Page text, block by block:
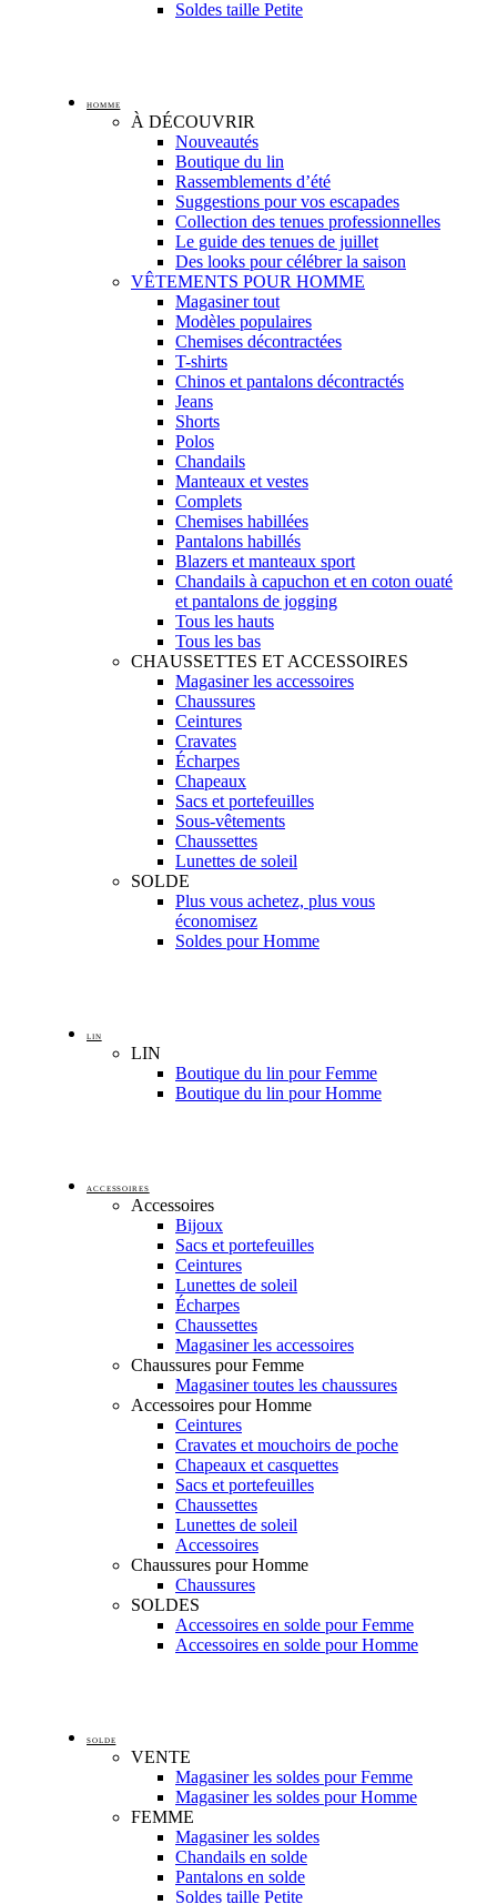
Soldes taille Petite
HOMME
À DÉCOUVRIR
Nouveautés
Boutique du lin
Rassemblements d’été
Suggestions pour vos escapades
Collection des tenues professionnelles
Le guide des tenues de juillet
Des looks pour célébrer la saison
VÊTEMENTS POUR HOMME
Magasiner tout
Modèles populaires
Chemises décontractées
T-shirts
Chinos et pantalons décontractés
Jeans
Shorts
Polos
Chandails
Manteaux et vestes
Complets
Chemises habillées
Pantalons habillés
Blazers et manteaux sport
Chandails à capuchon et en coton ouaté
et pantalons de jogging
Tous les hauts
Tous les bas
CHAUSSETTES ET ACCESSOIRES
Magasiner les accessoires
Chaussures
Ceintures
Cravates
Écharpes
Chapeaux
Sacs et portefeuilles
Sous-vêtements
Chaussettes
Lunettes de soleil
SOLDE
Plus vous achetez, plus vous
économisez
Soldes pour Homme
LIN
LIN
Boutique du lin pour Femme
Boutique du lin pour Homme
ACCESSOIRES
Accessoires
Bijoux
Sacs et portefeuilles
Ceintures
Lunettes de soleil
Écharpes
Chaussettes
Magasiner les accessoires
Chaussures pour Femme
Magasiner toutes les chaussures
Accessoires pour Homme
Ceintures
Cravates et mouchoirs de poche
Chapeaux et casquettes
Sacs et portefeuilles
Chaussettes
Lunettes de soleil
Accessoires
Chaussures pour Homme
Chaussures
SOLDES
Accessoires en solde pour Femme
Accessoires en solde pour Homme
SOLDE
VENTE
Magasiner les soldes pour Femme
Magasiner les soldes pour Homme
FEMME
Magasiner les soldes
Chandails en solde
Pantalons en solde
Soldes taille Petite